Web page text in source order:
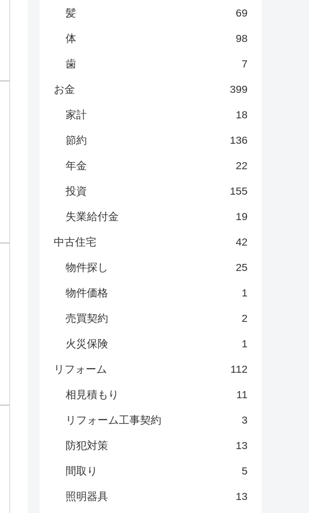
髪 69
体 98
歯 7
お金 399
家計 18
節約 136
年金 22
投資 155
失業給付金 19
中古住宅 42
物件探し 25
物件価格 1
売買契約 2
火災保険 1
リフォーム 112
相見積もり 11
リフォーム工事契約 3
防犯対策 13
間取り 5
照明器具 13